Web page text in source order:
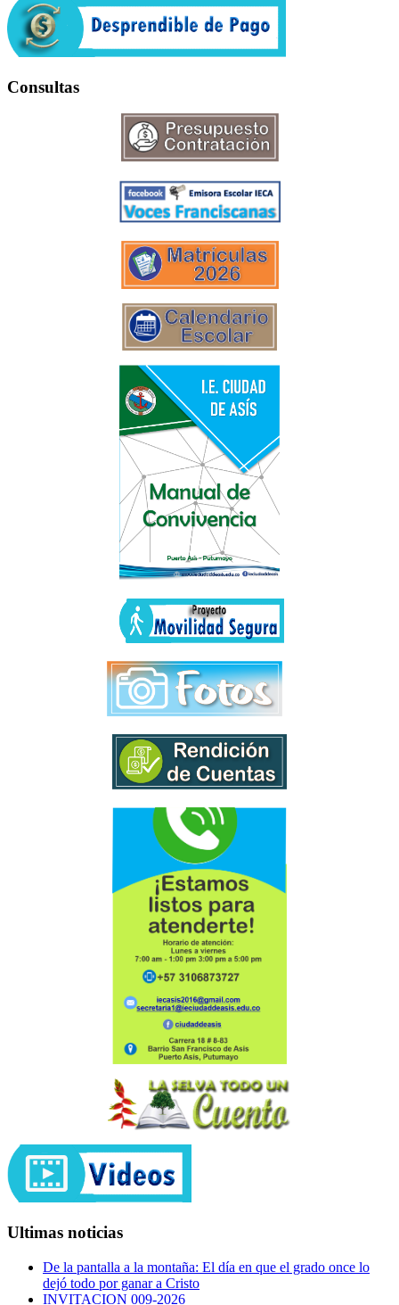
Consultas
Ultimas noticias
De la pantalla a la montaña: El día en que el grado once lo
dejó todo por ganar a Cristo
INVITACION 009-2026